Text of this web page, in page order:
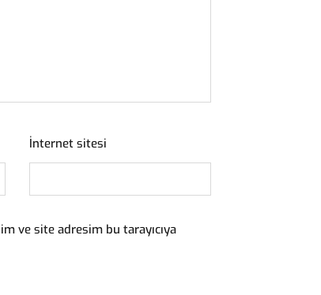
İnternet sitesi
ve site adresim bu tarayıcıya